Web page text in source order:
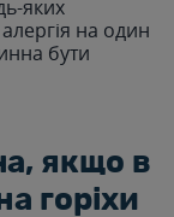
яких
на один
бути
якщо в
горіхи